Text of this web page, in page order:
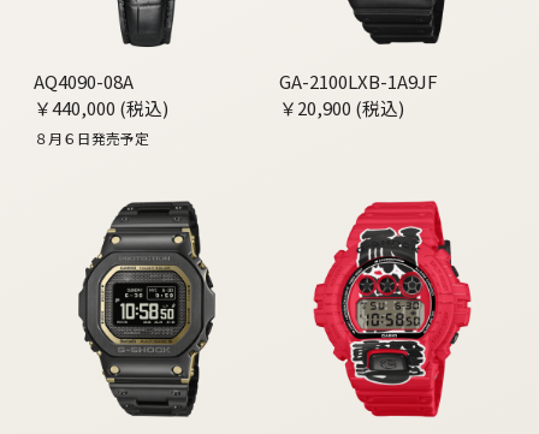
AQ4090-08A
￥440,000 (税込)
８月６日発売予定
GA-2100LXB-1A9JF
￥20,900 (税込)